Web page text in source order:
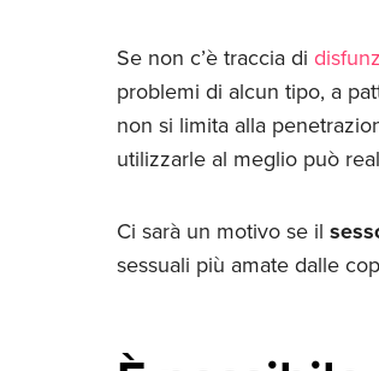
Se non c’è traccia di
problemi di alcun tipo, a
non si limita alla
utilizzarle al meglio può
Ci sarà un motivo se il
sessuali più amate dalle